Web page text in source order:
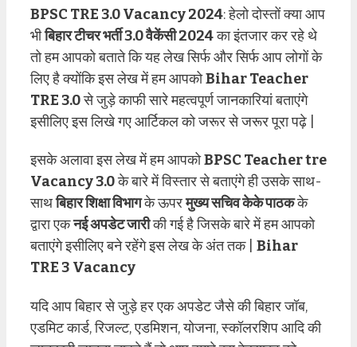
BPSC TRE 3.0 Vacancy 2024: हेलो दोस्तों क्या आप
भीबिहार टीचर भर्ती 3.0 वैकेंसी 2024का इंतजार कर रहे थे
तो हम आपको बताते कि यह लेख सिर्फ और सिर्फ आप लोगों के
लिए है क्योंकि इस लेख में हम आपकोBihar Teacher
TRE 3.0से जुड़े काफी सारे महत्वपूर्ण जानकारियां बताएंगे
इसीलिए इस लिखे गए आर्टिकल को जरूर से जरूर पूरा पढ़े |
इसके अलावा इस लेख में हम आपकोBPSC Teacher tre
Vacancy 3.0के बारे में विस्तार से बताएंगे ही उसके साथ-
साथबिहार शिक्षा विभागके ऊपरमुख्य सचिव केके पाठकके
द्वारा एकनई अपडेट जारीकी गई है जिसके बारे में हम आपको
बताएंगे इसीलिए बने रहेंगे इस लेख के अंत तक | Bihar
TRE 3 Vacancy
यदि आप बिहार से जुड़े हर एक अपडेट जैसे की बिहार जॉब,
एडमिट कार्ड, रिजल्ट, एडमिशन, योजना, स्कॉलरशिप आदि की